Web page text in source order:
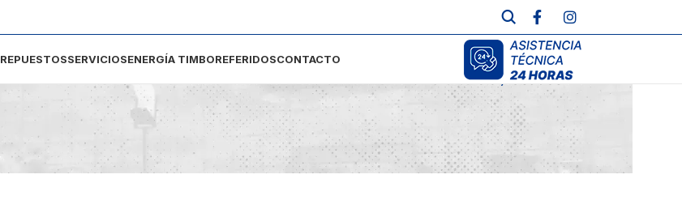
REPUESTOSSERVICIOSENERGÍA TIMBOREFERIDOSCONTACTO
Inicio/ Usados